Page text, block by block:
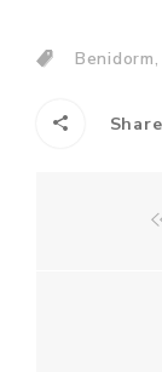
Benidorm,